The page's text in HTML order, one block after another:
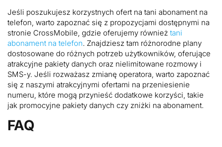
Jeśli poszukujesz korzystnych ofert na tani abonament na
telefon, warto zapoznać się z propozycjami dostępnymi na
stronie CrossMobile, gdzie oferujemy również tani
abonament na telefon. Znajdziesz tam różnorodne plany
dostosowane do różnych potrzeb użytkowników, oferujące
atrakcyjne pakiety danych oraz nielimitowane rozmowy i
SMS-y. Jeśli rozważasz zmianę operatora, warto zapoznać
się z naszymi atrakcyjnymi ofertami na przeniesienie
numeru, które mogą przynieść dodatkowe korzyści, takie
jak promocyjne pakiety danych czy zniżki na abonament.
FAQ